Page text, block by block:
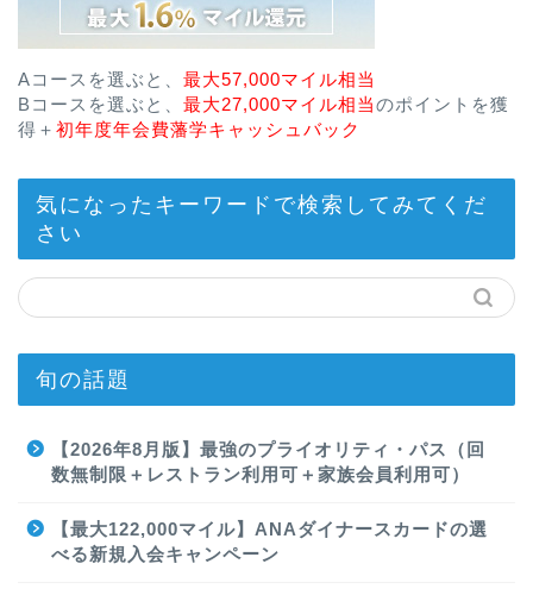
Aコースを選ぶと、 最大57,000マイル相当
Bコースを選ぶと、 最大27,000マイル相当のポイントを獲
得＋ 初年度年会費藩学キャッシュバック
気になったキーワードで検索してみてくだ
さい
旬の話題
【2026年8月版】最強のプライオリティ・パス（回
数無制限＋レストラン利用可＋家族会員利用可）
【最大122,000マイル】ANAダイナースカードの選
べる新規入会キャンペーン